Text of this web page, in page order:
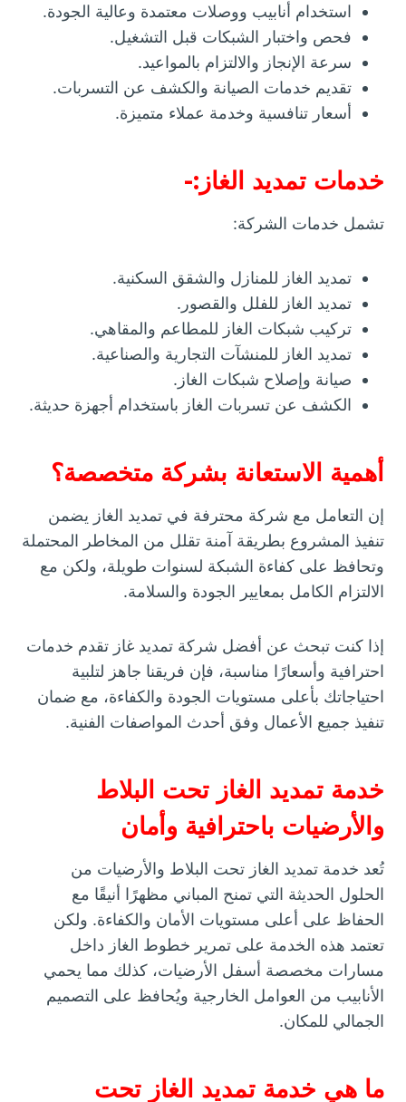
استخدام أنابيب ووصلات معتمدة وعالية الجودة.
فحص واختبار الشبكات قبل التشغيل.
سرعة الإنجاز والالتزام بالمواعيد.
تقديم خدمات الصيانة والكشف عن التسربات.
أسعار تنافسية وخدمة عملاء متميزة.
خدمات تمديد الغاز:-
تشمل خدمات الشركة:
تمديد الغاز للمنازل والشقق السكنية.
تمديد الغاز للفلل والقصور.
تركيب شبكات الغاز للمطاعم والمقاهي.
تمديد الغاز للمنشآت التجارية والصناعية.
صيانة وإصلاح شبكات الغاز.
الكشف عن تسربات الغاز باستخدام أجهزة حديثة.
أهمية الاستعانة بشركة متخصصة؟
إن التعامل مع شركة محترفة في تمديد الغاز يضمن
تنفيذ المشروع بطريقة آمنة تقلل من المخاطر المحتملة
وتحافظ على كفاءة الشبكة لسنوات طويلة، ولكن مع
الالتزام الكامل بمعايير الجودة والسلامة.
إذا كنت تبحث عن أفضل شركة تمديد غاز تقدم خدمات
احترافية وأسعارًا مناسبة، فإن فريقنا جاهز لتلبية
احتياجاتك بأعلى مستويات الجودة والكفاءة، مع ضمان
تنفيذ جميع الأعمال وفق أحدث المواصفات الفنية.
خدمة تمديد الغاز تحت البلاط
والأرضيات باحترافية وأمان
تُعد خدمة تمديد الغاز تحت البلاط والأرضيات من
الحلول الحديثة التي تمنح المباني مظهرًا أنيقًا مع
الحفاظ على أعلى مستويات الأمان والكفاءة. ولكن
تعتمد هذه الخدمة على تمرير خطوط الغاز داخل
مسارات مخصصة أسفل الأرضيات، كذلك مما يحمي
الأنابيب من العوامل الخارجية ويُحافظ على التصميم
الجمالي للمكان.
ما هي خدمة تمديد الغاز تحت